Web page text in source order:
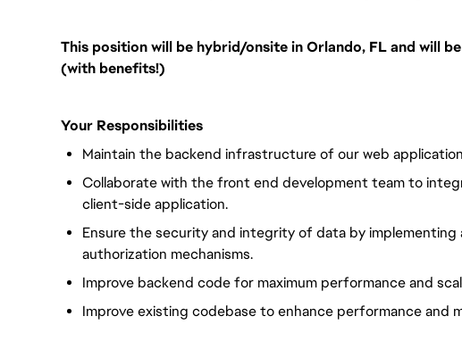
This position will be hybrid/onsite in Orlando, FL and will
(with benefits!)
Your Responsibilities
Maintain the backend infrastructure of our web
Collaborate with the front end development team to
client-side application.
Ensure the security and integrity of data by
authorization mechanisms.
Improve backend code for maximum performance and
Improve existing codebase to enhance performance and